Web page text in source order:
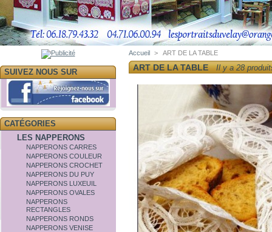
SUIVEZ NOUS SUR
CATÉGORIES
LES NAPPERONS
NAPPERONS CARRES
NAPPERONS COULEUR
NAPPERONS CROCHET
NAPPERONS DU PUY
NAPPERONS LUXEUIL
NAPPERONS OVALES
NAPPERONS
RECTANGLES
NAPPERONS RONDS
NAPPERONS VENISE
Accueil > ART DE LA TABLE
ART DE LA TABLE Il y a 28